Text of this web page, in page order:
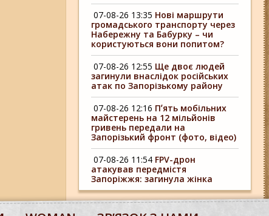
07-08-26 13:35 Нові маршрути
громадського транспорту через
Набережну та Бабурку – чи
користуються вони попитом?
07-08-26 12:55 Ще двоє людей
загинули внаслідок російських
атак по Запорізькому району
07-08-26 12:16 Пʼять мобільних
майстерень на 12 мільйонів
гривень передали на
Запорізький фронт (фото, відео)
07-08-26 11:54 FPV-дрон
атакував передмістя
Запоріжжя: загинула жінка